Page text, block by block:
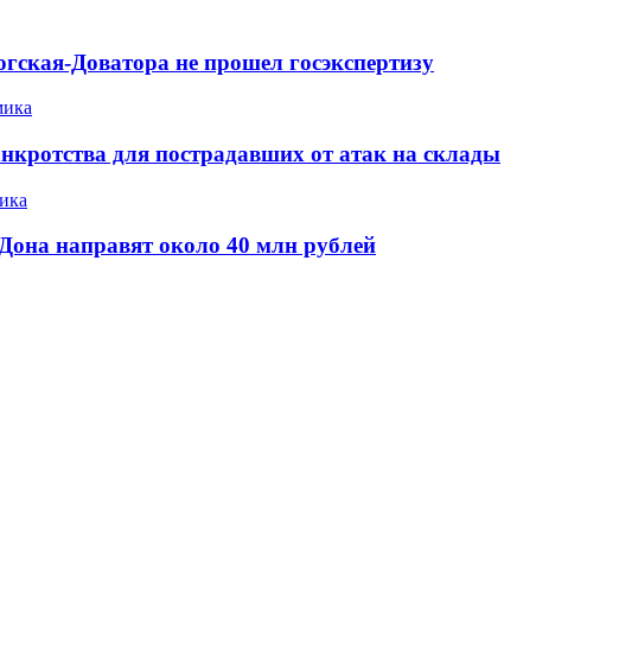
Доватора не прошел госэкспертизу
для пострадавших от атак на склады
направят около 40 млн рублей